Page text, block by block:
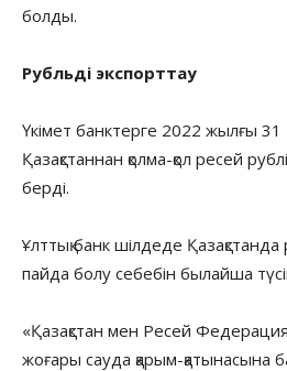
болды.
Рубльді экспорттау
Үкімет банктерге 2022 жылғы
Қазақстаннан қолма-қол ресей
берді.
Ұлттық банк шілдеде
пайда болу себебін былайша
«Қазақстан мен Ресей
жоғары сауда қарым-қатынасына